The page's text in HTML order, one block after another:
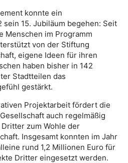
konnte ein
15. Jubiläum begehen: Seit
Menschen im Programm
von der Stiftung
eigene Ideen für ihren
haben bisher in 142
Stadtteilen das
gestärkt.
Projektarbeit fördert die
auch regelmäßig
zum Wohle der
Insgesamt konnten im Jahr
rund 1,2 Millionen Euro für
Dritter eingesetzt werden.